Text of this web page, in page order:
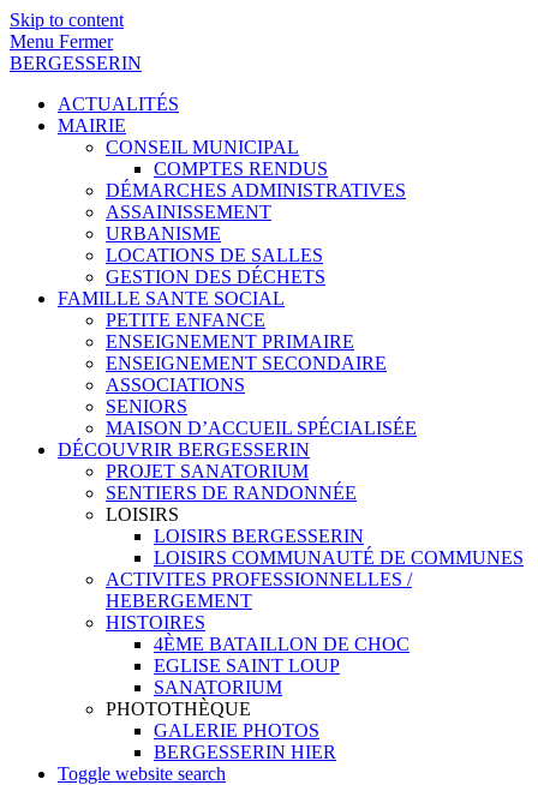
Skip to content
Menu Fermer
BERGESSERIN
ACTUALITÉS
MAIRIE
CONSEIL MUNICIPAL
COMPTES RENDUS
DÉMARCHES ADMINISTRATIVES
ASSAINISSEMENT
URBANISME
LOCATIONS DE SALLES
GESTION DES DÉCHETS
FAMILLE SANTE SOCIAL
PETITE ENFANCE
ENSEIGNEMENT PRIMAIRE
ENSEIGNEMENT SECONDAIRE
ASSOCIATIONS
SENIORS
MAISON D’ACCUEIL SPÉCIALISÉE
DÉCOUVRIR BERGESSERIN
PROJET SANATORIUM
SENTIERS DE RANDONNÉE
LOISIRS
LOISIRS BERGESSERIN
LOISIRS COMMUNAUTÉ DE COMMUNES
ACTIVITES PROFESSIONNELLES /
HEBERGEMENT
HISTOIRES
4ÈME BATAILLON DE CHOC
EGLISE SAINT LOUP
SANATORIUM
PHOTOTHÈQUE
GALERIE PHOTOS
BERGESSERIN HIER
Toggle website search